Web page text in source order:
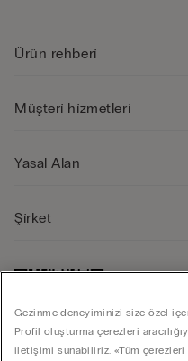
Ürün rehberi̇
Müşteri̇ hi̇zmetleri̇
Yasal Alan
Şi̇rket
Gezinme deneyiminizi size özel
Profil oluşturma çerezleri
iletişimi sunabiliriz. «Tüm